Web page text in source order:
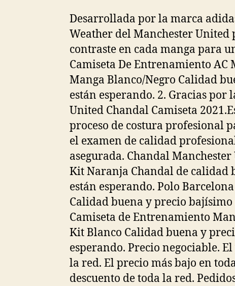
Desarrollada por la marca
Weather del Manchester United
contraste en cada manga para
Camiseta De Entrenamiento AC
Manga Blanco/Negro Calidad
están esperando. 2. Gracias
United Chandal Camiseta
proceso de costura profesional
el examen de calidad
asegurada. Chandal
Kit Naranja Chandal de calidad
están esperando. Polo
Calidad buena y precio bajísimo
Camiseta de Entrenamiento
Kit Blanco Calidad buena y
esperando. Precio negociable.
la red. El precio más bajo en
descuento de toda la red.